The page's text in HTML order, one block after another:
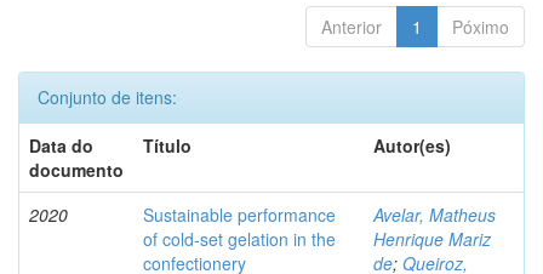
Anterior 1 Póximo
Conjunto de itens:
Data do
documento
Título Autor(es)
2020
Sustainable performance
of cold-set gelation in the
confectionery
Avelar, Matheus
Henrique Mariz
de; Queiroz,